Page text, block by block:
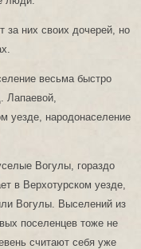
за них своих дочерей, но
весьма быстро
Лапаевой,
уезде, народонаселение
Вогулы, гораздо
в Верхотурском уезде,
Вогулы. Выселений из
поселенцев тоже не
считают себя уже